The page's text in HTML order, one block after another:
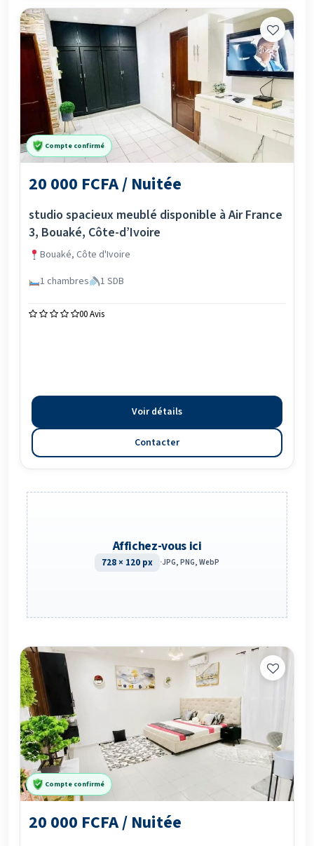
Compte confirmé
20 000 FCFA / Nuitée
studio spacieux meublé disponible à Air France
3, Bouaké, Côte-d’Ivoire
Bouaké, Côte d'Ivoire
1 chambres
1 SDB
00 Avis
Voir détails
Contacter
Affichez-vous ici
728 × 120 px ·JPG, PNG, WebP
Compte confirmé
20 000 FCFA / Nuitée